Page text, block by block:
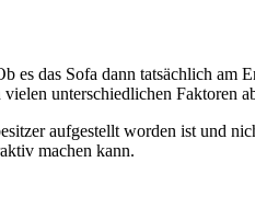
es das Sofa dann tatsächlich am
unterschiedlichen Faktoren
aufgestellt worden ist und
machen kann.